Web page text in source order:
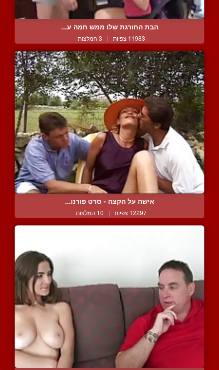
הבת החורגת שלו ממש חמה ע...
11983 צפיות | 3 המלצות
אישה על הקצה - סרט פורנו...
12297 צפיות | 10 המלצות